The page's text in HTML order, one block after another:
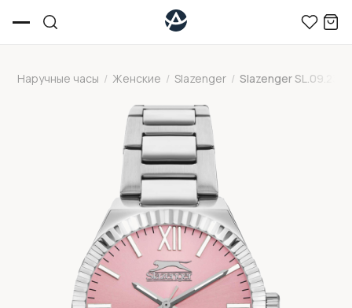
Наручные часы / Женские / Slazenger / Slazenger